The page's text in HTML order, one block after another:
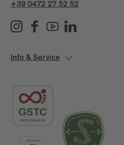
+39 0472 27 52 52
Info & Service